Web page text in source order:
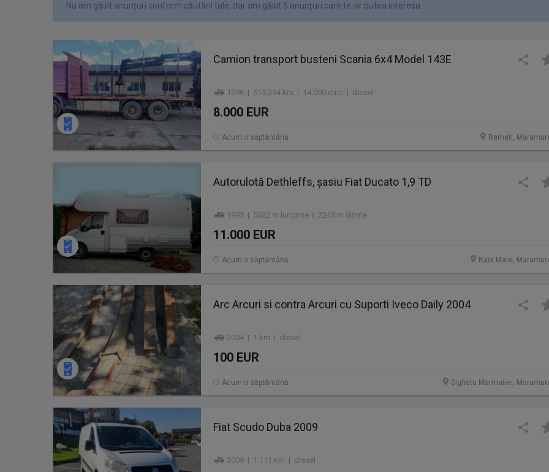
Nu am găsit anunțuri conform căutării tale, dar am găsit 5 anunțuri care te-ar putea interesa.
Camion transport busteni Scania 6x4 Model 143E
1996 | 615.394 km | 14.000 cmc | diesel
8.000 EUR
Remeti,
Acum o săptămână
Autorulotă Dethleffs, șasiu Fiat Ducato 1,9 TD
1995 | 5622 m lungime | 2245 m lăţime
11.000 EUR
Baia Mare,
Acum o săptămână
Arc Arcuri si contra Arcuri cu Suporti Iveco Daily 2004
2004 | 1 km | diesel
100 EUR
Sighetu Marmatiei,
Acum o săptămână
Fiat Scudo Duba 2009
2009 | 1.111 km | diesel